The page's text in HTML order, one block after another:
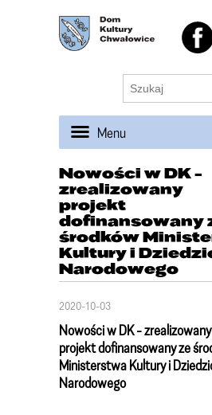
Menu
Nowości w DK -
zrealizowany
projekt
dofinansowany
środków
Kultury i
Narodowego
2020-10-03
Nowości w DK - zrealizowany
projekt dofinansowany ze
Ministerstwa Kultury i
Narodowego